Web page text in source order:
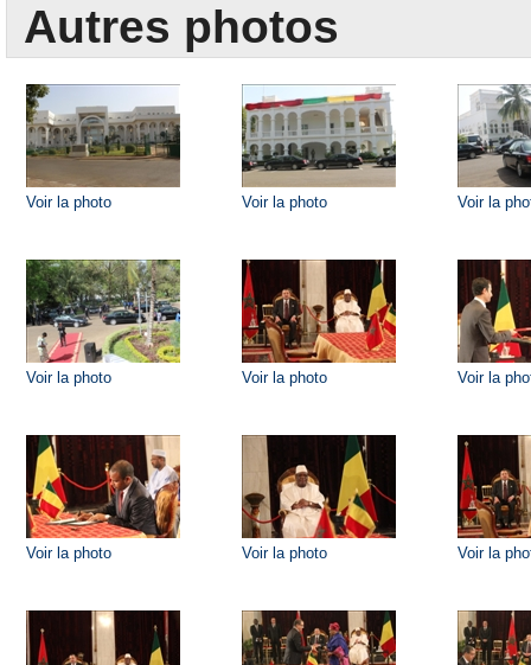
Autres photos
Voir la photo Voir la photo Voir la
Voir la photo Voir la photo Voir la
Voir la photo Voir la photo Voir la